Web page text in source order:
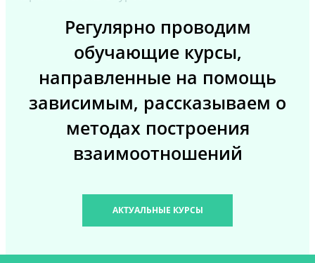
Регулярно проводим
обучающие курсы,
направленные на помощь
зависимым, рассказываем о
методах построения
взаимоотношений
АКТУАЛЬНЫЕ КУРСЫ